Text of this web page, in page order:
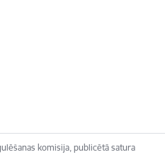
komisija, publicētā satura